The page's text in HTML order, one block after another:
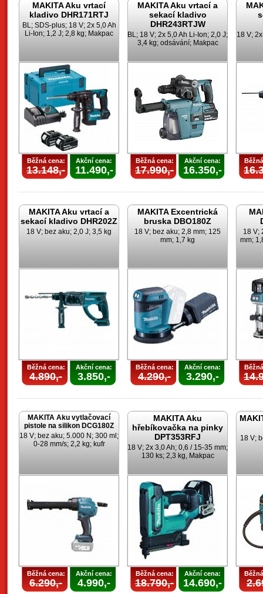
MAKITA Aku vrtací
kladivo DHR171RTJ
BL; SDS-plus; 18 V; 2x 5,0 Ah
Li-Ion; 1,2 J; 2,8 kg; Makpac
Běžná cena:
13.148,-
Akční cena:
11.490,-
MAKITA Aku vrtací a
sekací kladivo
DHR243RTJW
BL; 18 V; 2x 5,0 Ah Li-Ion; 2,0 J;
3,4 kg; odsávání; Makpac
Běžná cena:
17.990,-
Akční cena:
16.350,-
18 V;
MAKITA Aku vrtací a
sekací kladivo DHR202Z
18 V; bez aku; 2,0 J; 3,5 kg
Běžná cena:
4.890,-
Akční cena:
3.850,-
MAKITA Excentrická
bruska DBO180Z
18 V; bez aku; 2,8 mm; 125
mm; 1,7 kg
Běžná cena:
4.290,-
Akční cena:
3.290,-
18 V;
mm;
MAKITA Aku vytlačovací
pistole na silikon DCG180Z
18 V; bez aku; 5.000 N; 300 ml;
0-28 mm/s; 2,2 kg; kufr
Běžná cena:
6.290,-
Akční cena:
4.990,-
MAKITA Aku
hřebíkovačka na pinky
DPT353RFJ
18 V; 2x 3,0 Ah; 0,6 / 15-35 mm;
130 ks; 2,3 kg, Makpac
Běžná cena:
18.790,-
Akční cena:
14.690,-
18 V;